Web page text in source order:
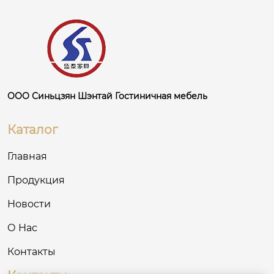
ООО Синьцзян Шэнтай Гостиничная мебель
Каталог
Главная
Продукция
Новости
О Нас
Контакты